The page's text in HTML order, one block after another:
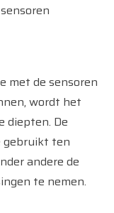
met de sensoren
wordt het
diepten. De
gebruikt ten
andere de
te nemen.